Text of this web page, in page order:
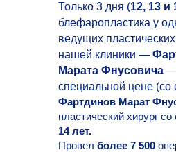
Только 3 дня (12, 13 и
блефаропластика у
ведущих
нашей клиники —
Марата Фнусовича —
специальной цене (со
Фартдинов Марат
пластический хирург
14 лет.
Провел более 7 500